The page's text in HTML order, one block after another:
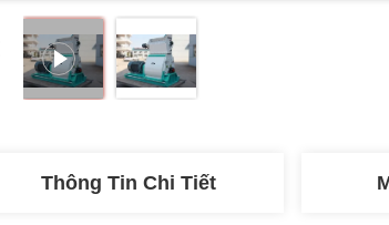
Thông Tin Chi Tiết